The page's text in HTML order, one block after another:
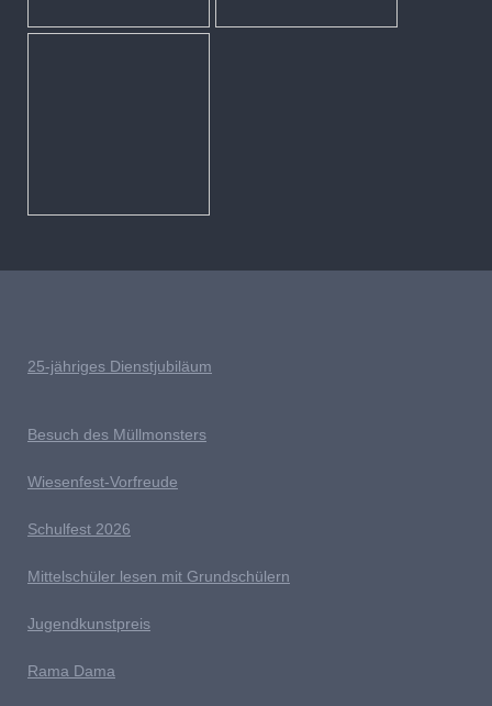
25-jähriges Dienstjubiläum
Besuch des Müllmonsters
Wiesenfest-Vorfreude
Schulfest 2026
Mittelschüler lesen mit Grundschülern
Jugendkunstpreis
Rama Dama